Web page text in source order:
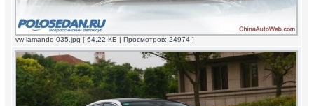
vw-lamando-035.jpg [ 64.22 КБ | Просмотров: 24974 ]